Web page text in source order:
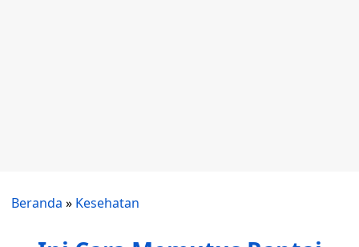
Beranda » Kesehatan